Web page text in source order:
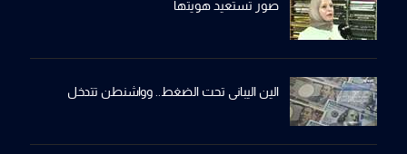
صور تستعيد هويتها
الين اليباني تحت الضغط.. وواشنطن تتدخل